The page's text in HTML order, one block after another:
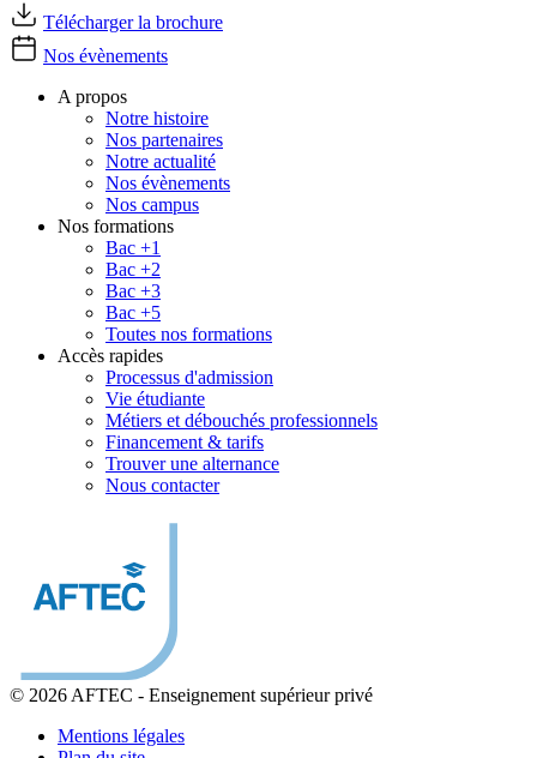
Télécharger la brochure
Nos évènements
A propos
Notre histoire
Nos partenaires
Notre actualité
Nos évènements
Nos campus
Nos formations
Bac +1
Bac +2
Bac +3
Bac +5
Toutes nos formations
Accès rapides
Processus d'admission
Vie étudiante
Métiers et débouchés professionnels
Financement & tarifs
Trouver une alternance
Nous contacter
© 2026 AFTEC - Enseignement supérieur privé
Mentions légales